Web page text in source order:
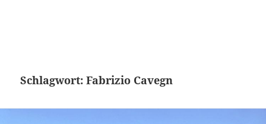
Schlagwort:Fabrizio Cavegn